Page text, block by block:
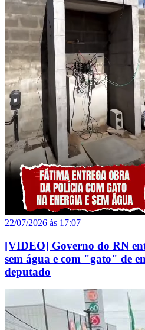
22/07/2026 às 17:07
[VIDEO] Governo do RN
sem água e com "gato" de
deputado